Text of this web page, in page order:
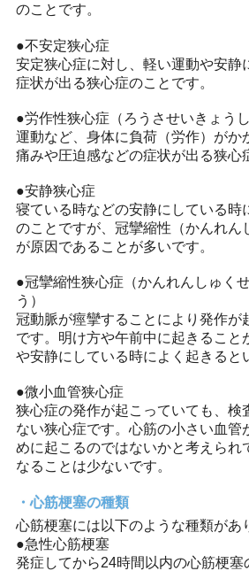
のことです。
●不安定狭心症
安定狭心症に対し、軽い運動や安静
症状が出る狭心症のことです。
●労作性狭心症（ろうさせいきょうし
運動など、身体に負荷（労作）がか
痛みや圧迫感などの症状が出る狭心
●安静狭心症
寝ている時などの安静にしている時
のことですが、冠攣縮性（かんれん
が原因であることが多いです。
●冠攣縮性狭心症（かんれんしゅく
う）
冠動脈が痙攣することにより発作が
です。明け方や午前中に起きること
や安静にしている時によく起きると
●微小血管狭心症
狭心症の発作が起こっていても、検
ない狭心症です。心筋の小さい血管
めに起こるのではないかと考えられ
なることは少ないです。
心筋梗塞の種類
心筋梗塞には以下のような種類があ
●急性心筋梗塞
発症してから24時間以内の心筋梗塞